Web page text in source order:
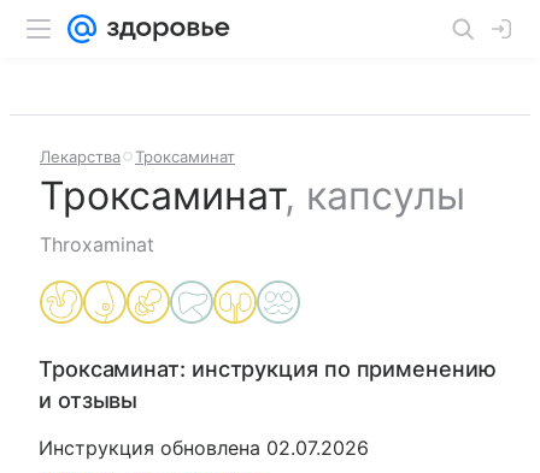
Лекарства Троксаминат
Троксаминат, капсулы
Throxaminat
Троксаминат: инструкция по применению
и отзывы
Инструкция обновлена 02.07.2026